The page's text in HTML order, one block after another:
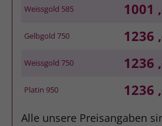
Weissgold 585 1001
Gelbgold 750 1236
Weissgold 750 1236
Platin 950 1236
Alle unsere Preisangaben